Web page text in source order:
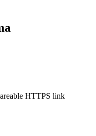
HTTPS link